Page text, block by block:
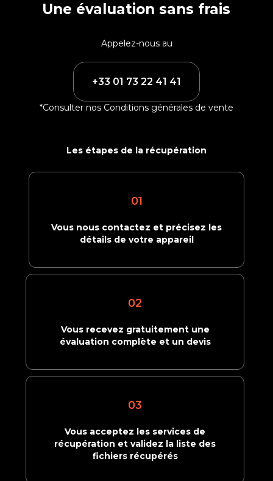
Une évaluation sans frais
Appelez-nous au
+33 01 73 22 41 41
*Consulter nos Conditions générales de vente
Les étapes de la récupération
01
Vous nous contactez et précisez les
détails de votre appareil
02
Vous recevez gratuitement une
évaluation complète et un devis
03
Vous acceptez les services de
récupération et validez la liste des
fichiers récupérés